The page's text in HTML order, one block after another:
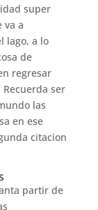
super
va a
lago, a lo
de
regresar
ser
las
en ese
citacion
partir de